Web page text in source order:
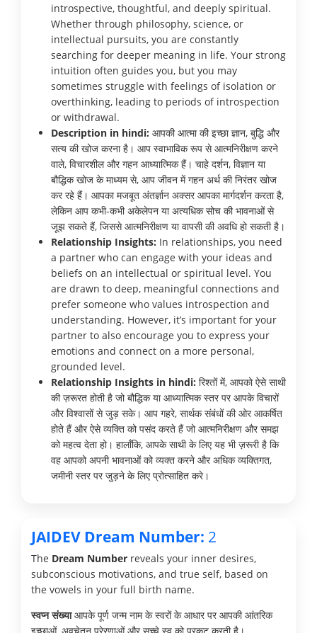
introspective, thoughtful, and deeply spiritual.
Whether through philosophy, science, or
intellectual pursuits, you are constantly
searching for deeper meaning in life. Your strong
intuition often guides you, but you may
sometimes struggle with feelings of isolation or
overthinking, leading to periods of introspection
or withdrawal.
Description in hindi: आपकी आत्मा की इच्छा ज्ञान, बुद्धि और
सत्य की खोज करना है। आप स्वाभाविक रूप से आत्मनिरीक्षण करने
वाले, विचारशील और गहन आध्यात्मिक हैं। चाहे दर्शन, विज्ञान या
बौद्धिक खोज के माध्यम से, आप जीवन में गहन अर्थ की निरंतर खोज
कर रहे हैं। आपका मजबूत अंतर्ज्ञान अक्सर आपका मार्गदर्शन करता है,
लेकिन आप कभी-कभी अकेलेपन या अत्यधिक सोच की भावनाओं से
जूझ सकते हैं, जिससे आत्मनिरीक्षण या वापसी की अवधि हो सकती है।
Relationship Insights: In relationships, you need
a partner who can engage with your ideas and
beliefs on an intellectual or spiritual level. You
are drawn to deep, meaningful connections and
prefer someone who values introspection and
understanding. However, it’s important for your
partner to also encourage you to express your
emotions and connect on a more personal,
grounded level.
Relationship Insights in hindi: रिश्तों में, आपको ऐसे साथी
की ज़रूरत होती है जो बौद्धिक या आध्यात्मिक स्तर पर आपके विचारों
और विश्वासों से जुड़ सके। आप गहरे, सार्थक संबंधों की ओर आकर्षित
होते हैं और ऐसे व्यक्ति को पसंद करते हैं जो आत्मनिरीक्षण और समझ
को महत्व देता हो। हालाँकि, आपके साथी के लिए यह भी ज़रूरी है कि
वह आपको अपनी भावनाओं को व्यक्त करने और अधिक व्यक्तिगत,
जमीनी स्तर पर जुड़ने के लिए प्रोत्साहित करे।
JAIDEV Dream Number: 2
The Dream Number reveals your inner desires,
subconscious motivations, and true self, based on
the vowels in your full birth name.
स्वप्न संख्याआपके पूर्ण जन्म नाम के स्वरों के आधार पर आपकी आंतरिक